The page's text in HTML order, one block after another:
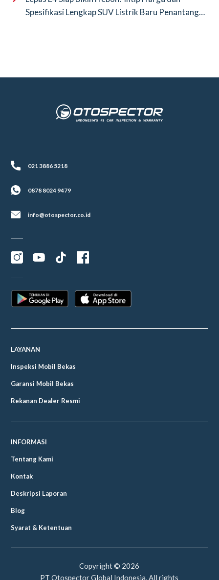
Spesifikasi Lengkap SUV Listrik Baru Penantang
021 3886 5218
0878 8024 9479
info@otospector.co.id
LAYANAN
Inspeksi Mobil Bekas
Garansi Mobil Bekas
Rekanan Dealer Resmi
INFORMASI
Tentang Kami
Kontak
Deskripsi Laporan
Blog
Syarat & Ketentuan
Copyright © 2026
PT Otospector Global Indonesia. All rights